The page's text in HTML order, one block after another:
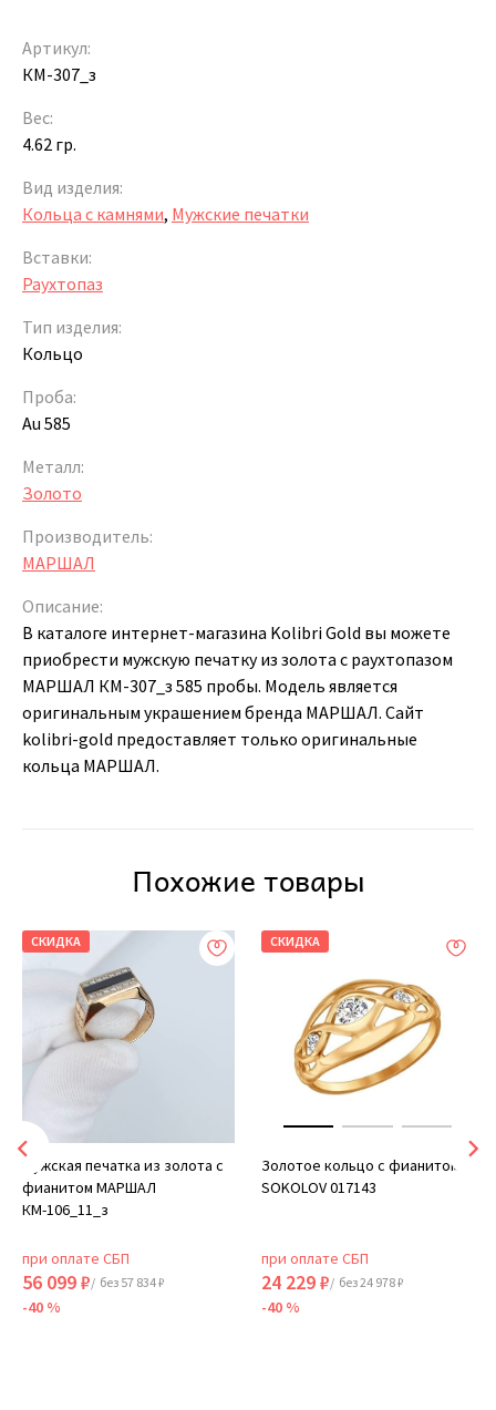
Артикул:
КМ-307_з
Вес:
4.62 гр.
Вид изделия:
Кольца с камнями, Мужские печатки
Вставки:
Раухтопаз
Тип изделия:
Кольцо
Проба:
Au 585
Металл:
Золото
Производитель:
МАРШАЛ
Описание:
В каталоге интернет-магазина Kolibri Gold вы можете
приобрести мужскую печатку из золота с раухтопазом
МАРШАЛ КМ-307_з 585 пробы. Модель является
оригинальным украшением бренда МАРШАЛ. Сайт
kolibri-gold предоставляет только оригинальные
кольца МАРШАЛ.
Похожие товары
СКИДКА
Мужская печатка из золота с
фианитом МАРШАЛ
КМ-106_11_з
при оплате СБП
56 099 ₽/ без 57 834 ₽
-40 %
СКИДКА
Золотое кольцо с фианитом
SOKOLOV 017143
при оплате СБП
24 229 ₽/ без 24 978 ₽
-40 %